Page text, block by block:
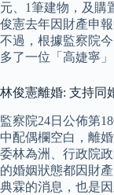
元、1筆建物，及購
俊憲去年因財產申
不過，根據監察院
多了一位「高婕寧
林俊憲離婚: 支持同
監察院24日公佈第
中配偶欄空白，離
委林為洲、行政院
的婚姻狀態都因財
典霖的消息，也是